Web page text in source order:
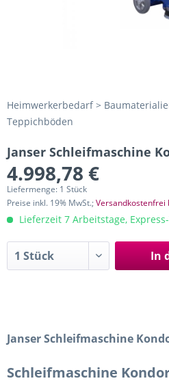
Heimwerkerbedarf >
Teppichböden
Janser Schleifmaschine
4.998,78 €
Liefermenge: 1 Stück
Preise inkl. 19% MwSt.;Versandkostenfrei
Lieferzeit 7 Arbeitstage,
In
Janser Schleifmaschine
Schleifmaschine